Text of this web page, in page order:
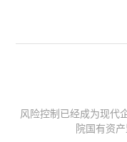
险产品；（六）保险招
供专业
风险控制已经成为现代
院国有资